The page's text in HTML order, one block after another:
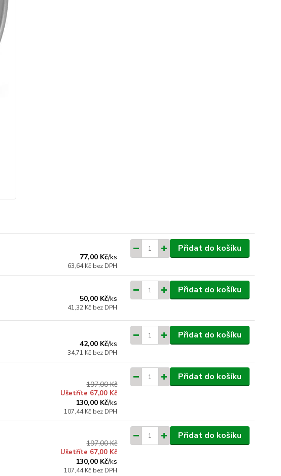
77,00 Kč/ks
63,64 Kč bez DPH
Přidat do košíku
50,00 Kč/ks
41,32 Kč bez DPH
Přidat do košíku
42,00 Kč/ks
34,71 Kč bez DPH
Přidat do košíku
197,00 Kč
Ušetříte 67,00 Kč
130,00 Kč/ks
107,44 Kč bez DPH
Přidat do košíku
197,00 Kč
Ušetříte 67,00 Kč
130,00 Kč/ks
107,44 Kč bez DPH
Přidat do košíku